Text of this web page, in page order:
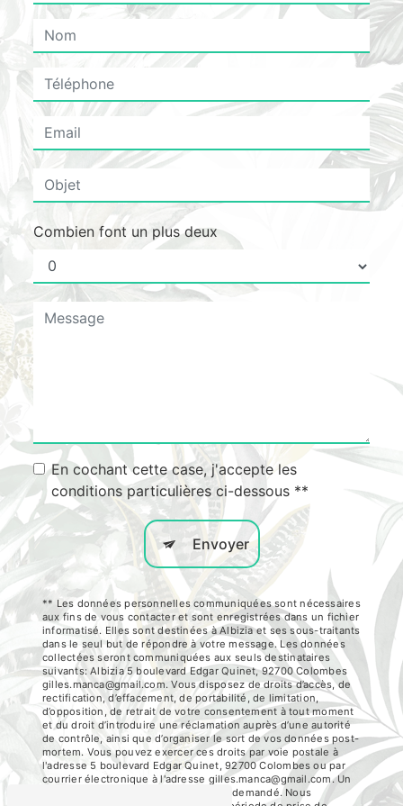
Combien font un plus deux
En cochant cette case, j'accepte les
conditions particulières ci-dessous **
Envoyer
** Les données personnelles communiquées sont nécessaires
aux fins de vous contacter et sont enregistrées dans un fichier
informatisé. Elles sont destinées à Albizia et ses sous-traitants
dans le seul but de répondre à votre message. Les données
collectées seront communiquées aux seuls destinataires
suivants: Albizia 5 boulevard Edgar Quinet, 92700 Colombes
gilles.manca@gmail.com. Vous disposez de droits d’accès, de
rectification, d’effacement, de portabilité, de limitation,
d’opposition, de retrait de votre consentement à tout moment
et du droit d’introduire une réclamation auprès d’une autorité
de contrôle, ainsi que d’organiser le sort de vos données post-
mortem. Vous pouvez exercer ces droits par voie postale à
l'adresse 5 boulevard Edgar Quinet, 92700 Colombes ou par
courrier électronique à l'adresse gilles.manca@gmail.com. Un
justificatif d'identité pourra vous être demandé. Nous